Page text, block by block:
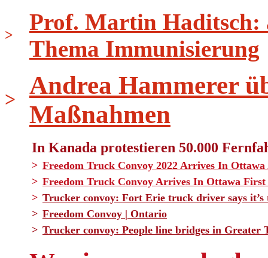
>
Prof. Martin Haditsch:
Thema Immunisierung
>
Andrea Hammerer
Maßnahmen
In Kanada protestieren 50.000
> Freedom Truck Convoy 2022 Arrives In
> Freedom Truck Convoy Arrives In Ottawa First
> Trucker convoy: Fort Erie truck driver says it’s
> Freedom Convoy | Ontario
> Trucker convoy: People line bridges in